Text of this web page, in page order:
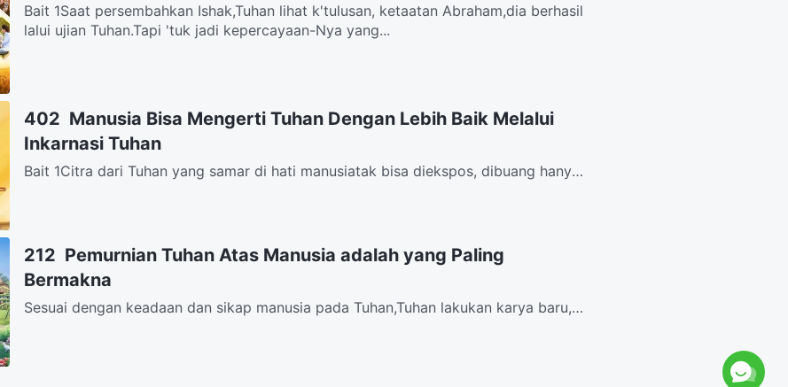
Bait 1Saat persembahkan Ishak,Tuhan lihat k'tulusan, ketaatan Abraham,dia berhasil
lalui ujian Tuhan.Tapi 'tuk jadi kepercayaan-Nya yang...
402 Manusia Bisa Mengerti Tuhan Dengan Lebih Baik Melalui
Inkarnasi Tuhan
Bait 1Citra dari Tuhan yang samar di hati manusiatak bisa diekspos, dibuang hanya
212 Pemurnian Tuhan Atas Manusia adalah yang Paling
Bermakna
Sesuai dengan keadaan dan sikap manusia pada Tuhan,Tuhan lakukan karya baru,